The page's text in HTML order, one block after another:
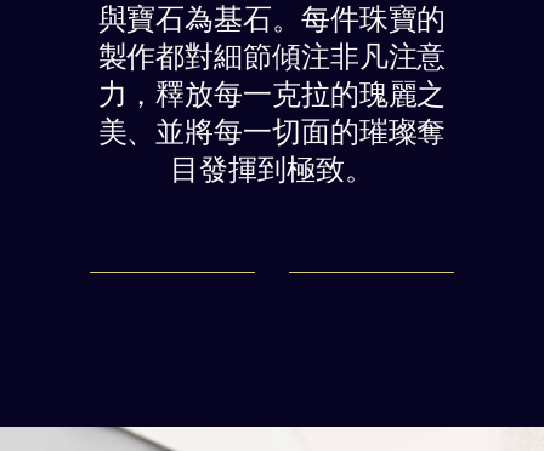
與寶石為基石。每件珠寶的
製作都對細節傾注非凡注意
力，釋放每一克拉的瑰麗之
美、並將每一切面的璀璨奪
目發揮到極致。